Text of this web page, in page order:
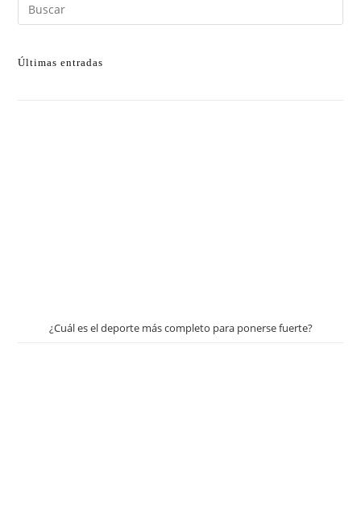
Últimas entradas
¿Cuál es el deporte más completo para ponerse fuerte?